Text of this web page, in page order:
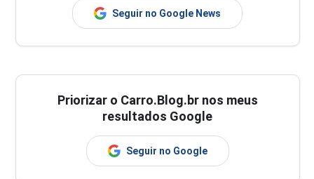
Seguir no Google News
Priorizar o Carro.Blog.br nos meus
resultados Google
Seguir no Google